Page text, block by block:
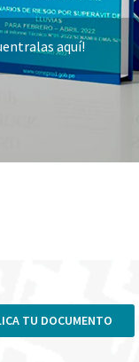
aquí!
TU DOCUMENTO